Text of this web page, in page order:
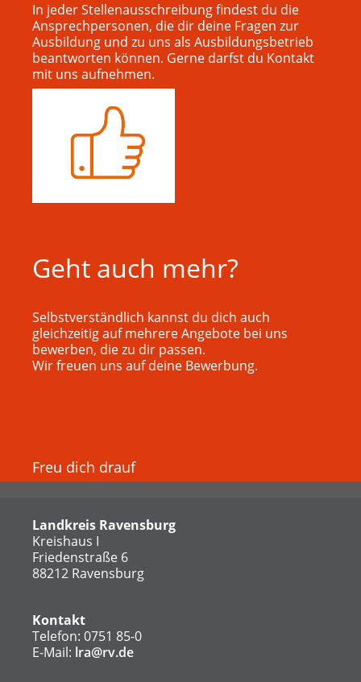
In jeder Stellenausschreibung findest du die
Ansprechpersonen, die dir deine Fragen zur
Ausbildung und zu uns als Ausbildungsbetrieb
beantworten können. Gerne darfst du Kontakt
mit uns aufnehmen.
Geht auch mehr?
Selbstverständlich kannst du dich auch
gleichzeitig auf mehrere Angebote bei uns
bewerben, die zu dir passen.
Wir freuen uns auf deine Bewerbung.
Freu dich drauf
Landkreis Ravensburg
Kreishaus I
Friedenstraße 6
88212 Ravensburg
Kontakt
Telefon: 0751 85-0
E-Mail: lra@rv.de